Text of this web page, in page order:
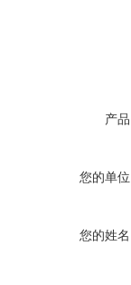
产
您的单
您的姓